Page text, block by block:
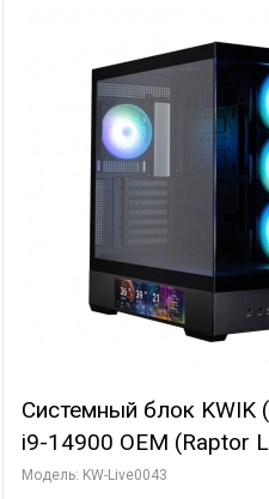
Системный блок KWIK
i9-14900 OEM (Raptor
C24 16EC/8PC// 16 ГБ
Модель: KW-Live0043